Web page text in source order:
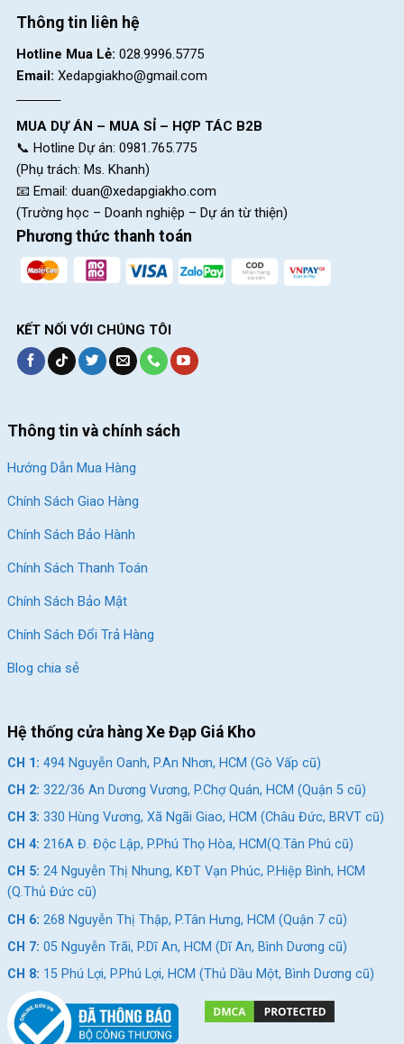
lái. Dưới đây là các điểm mạnh đáng chú ý của mỗi thành phần
Xe Đạp Touring Life Fly:
Lốp KENDA 700x28C: Cải thiện khả năng linh động và
kiểm soát, làm cho việc lái xe trở nên thuận tiện và chính xác
hơn
Vành xe:Vành xe được làm từ nhôm cao cấp, với kiểu
dáng hai lớp 30mm, không chỉ giảm thiểu trọng lượng tổng
thể mà còn tăng cường độ cứng cáp và khả năng chịu lực.
Lốp KENDA 700x28C kết hợp với vành nhôm kép 30mm bền bỉ và
Kết luận
Xe đạp touring Life FLY sở hữu bộ lốp KENDA 700x28C linh
hoạt, vành xe nhôm hai lớp 30mm cứng cáp, cho đến hệ thống
đạp chất lượng cao này với mức giá ưu đãi tại
Hãy ghé thăm chúng tôi, hoặc liên hệ qua
ngay hôm nay để trải nghiệm và đưa Xe đạp touring Life FLY về
Xem Thêm: Mẫu Xe Đạp Touring Từ 7-10
Triệu Chất Lượng
Giảm 11%
Xe Đạp Touring Java
Veloce City – Phanh Đĩa
8.890.000₫
10.000.000₫
Giảm 21%
Xe Đạp Touring Miamor
700C
7.590.000₫
9.590.000
Thông tin liên hệ
Hotline Mua Lẻ: 028.9996.5775
Email: Xedapgiakho@gmail.com
MUA DỰ ÁN – MUA SỈ – HỢP TÁC B2B
📞 Hotline Dự án: 0981.765.775
(Phụ trách: Ms. Khanh)
📧 Email: duan@xedapgiakho.com
(Trường học – Doanh nghiệp – Dự án từ thiện)
Phương thức thanh toán
KẾT NỐI VỚI CHÚNG TÔI
Thông tin và chính sách
Hướng Dẫn Mua Hàng
Chính Sách Giao Hàng
Chính Sách Bảo Hành
Chính Sách Thanh Toán
Chính Sách Bảo Mật
Chính Sách Đổi Trả Hàng
Blog chia sẻ
Hệ thống cửa hàng Xe Đạp Giá Kho
CH 1: 494 Nguyễn Oanh, P.An Nhơn, HCM (Gò Vấp cũ)
CH 2: 322/36 An Dương Vương, P.Chợ Quán, HCM (Quận 5 cũ)
CH 3: 330 Hùng Vương, Xã Ngãi Giao, HCM (Châu Đức, BRVT cũ)
CH 4: 216A Đ. Độc Lập, P.Phú Thọ Hòa, HCM(Q.Tân Phú cũ)
CH 5: 24 Nguyễn Thị Nhung, KĐT Vạn Phúc, P.Hiệp Bình, HCM
(Q.Thủ Đức cũ)
CH 6: 268 Nguyễn Thị Thập, P.Tân Hưng, HCM (Quận 7 cũ)
CH 7: 05 Nguyễn Trãi, P.Dĩ An, HCM (Dĩ An, Bình Dương cũ)
CH 8: 15 Phú Lợi, P.Phú Lợi, HCM (Thủ Dầu Một, Bình Dương cũ)